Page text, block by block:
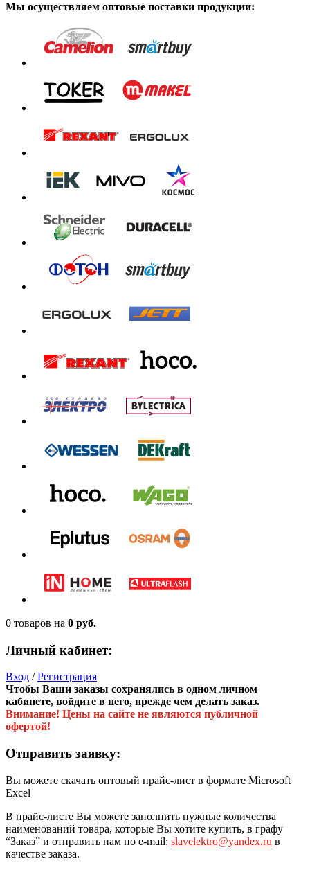
Мы осуществляем оптовые поставки продукции:
0 товаров на 0 руб.
Личный кабинет:
Вход /Регистрация
Чтобы Ваши заказы сохранялись в одном личном
кабинете, войдите в него, прежде чем делать заказ.
Внимание! Цены на сайте не являются публичной
офертой!
Отправить заявку:
Вы можете скачать оптовый прайс-лист в формате Microsoft
Excel
В прайс-листе Вы можете заполнить нужные количества
наименований товара, которые Вы хотите купить, в графу
“Заказ” и отправить нам по e-mail: slavelektro@yandex.ru в
качестве заказа.